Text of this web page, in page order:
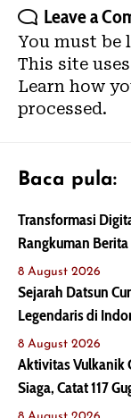
Leave a
You must be
This site
Learn how
processed.
Baca pula:
Transformasi
Rangkuman
8 August 2026
Sejarah Datsun
Legendaris di
8 August 2026
Aktivitas Vulkanik
Siaga, Catat 117